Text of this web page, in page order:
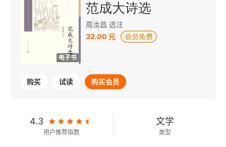
电子书
范成大诗选
周汝昌 选注
32.00 元
购买 试读 购买会员
4.3
用户推荐指数
文学
类型